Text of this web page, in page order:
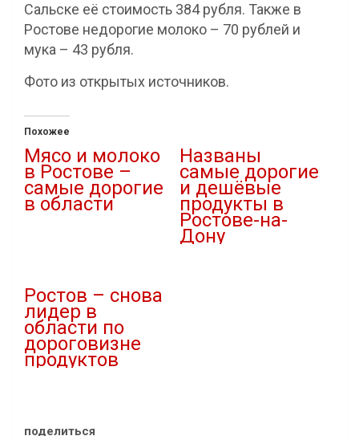
Сальске её стоимость 384 рубля. Также в
Ростове недорогие молоко – 70 рублей и
мука – 43 рубля.
Фото из открытых источников.
Похожее
Мясо и молоко
в Ростове –
самые дорогие
в области
Названы
самые дорогие
и дешёвые
продукты в
Ростове-на-
Дону
Ростов – снова
лидер в
области по
дороговизне
продуктов
поделиться